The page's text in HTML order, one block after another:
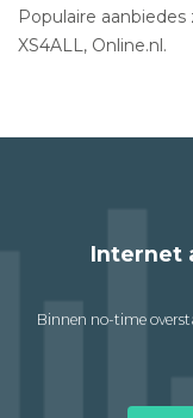
Populaire aanbiedes
XS4ALL, Online.nl.
Internet
Binnen no-time